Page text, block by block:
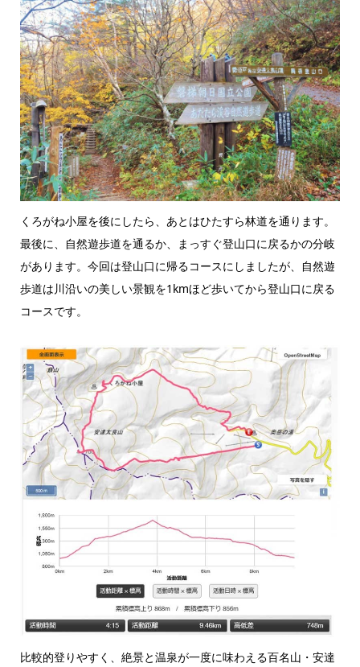
くろがね小屋を後にしたら、あとはひたすら林道を通ります。
最後に、自然遊歩道を通るか、まっすぐ登山口に戻るかの分岐
があります。今回は登山口に帰るコースにしましたが、自然遊
歩道は川沿いの美しい景観を1kmほど歩いてから登山口に戻る
コースです。
比較的登りやすく、絶景と温泉が一度に味わえる百名山・安達